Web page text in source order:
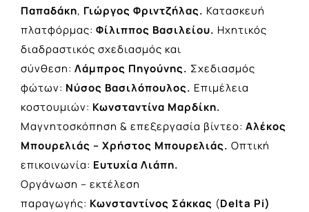
Παπαδάκη, Γιώργος Φριντζήλας. Κατασκευή
πλατφόρμας: Φίλιππος Βασιλείου. Ηχητικός
διαδραστικός σχεδιασμός και
σύνθεση: Λάμπρος Πηγούνης. Σχεδιασμός
φώτων: Νύσος Βασιλόπουλος. Επιμέλεια
κοστουμιών: Κωνσταντίνα Μαρδίκη.
Μαγνητοσκόπηση & επεξεργασία βίντεο: Αλέκος
Μπουρελιάς – Χρήστος Μπουρελιάς. Οπτική
επικοινωνία: Ευτυχία Λιάπη.
Οργάνωση – εκτέλεση
παραγωγής: Κωνσταντίνος Σάκκας (Delta Pi)